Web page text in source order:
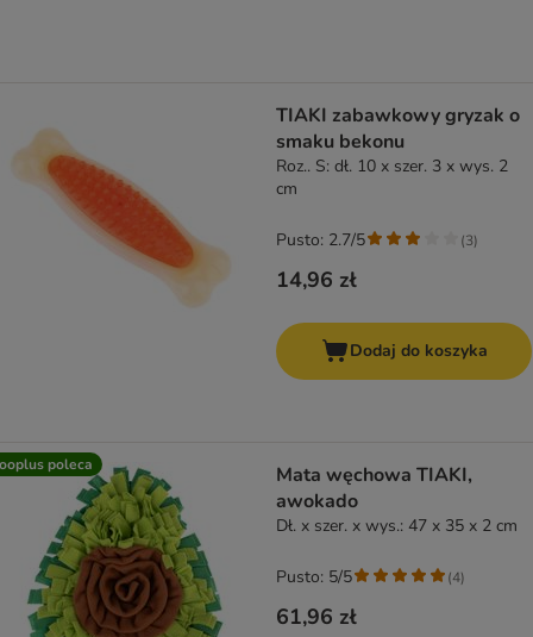
TIAKI zabawkowy gryzak o
smaku bekonu
Roz.. S: dł. 10 x szer. 3 x wys. 2
cm
14,96 zł
Pusto: 2.7/5 (3)
Dodaj do koszyka
poleca
Mata węchowa TIAKI,
awokado
Dł. x szer. x wys.: 47 x 35 x 2 cm
61,96 zł
Pusto: 5/5 (4)